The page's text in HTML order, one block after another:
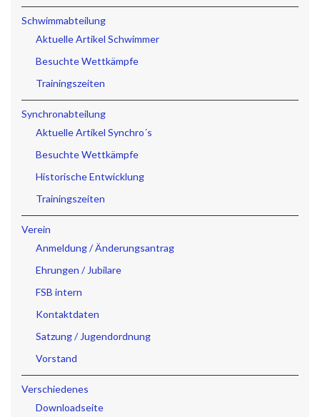
Schwimmabteilung
Aktuelle Artikel Schwimmer
Besuchte Wettkämpfe
Trainingszeiten
Synchronabteilung
Aktuelle Artikel Synchro´s
Besuchte Wettkämpfe
Historische Entwicklung
Trainingszeiten
Verein
Anmeldung / Änderungsantrag
Ehrungen / Jubilare
FSB intern
Kontaktdaten
Satzung / Jugendordnung
Vorstand
Verschiedenes
Downloadseite